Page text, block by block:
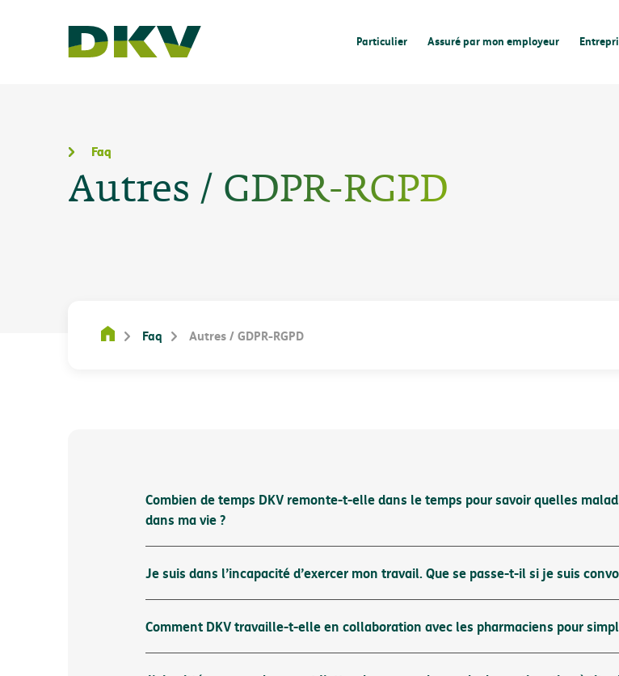
Particulier Assuré par mon employeur
Faq
Autres / GDPR-RGPD
Faq Autres / GDPR-RGPD
Combien de temps DKV remonte-t-elle dans le temps pour savoir quelles
dans ma vie ?
Je suis dans l’incapacité d’exercer mon travail. Que se passe-t-il si je suis
Comment DKV travaille-t-elle en collaboration avec les pharmaciens pour